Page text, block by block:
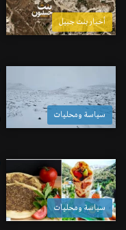
أخبار بنت جبيل
سياسة ومحليات
سياسة ومحليات